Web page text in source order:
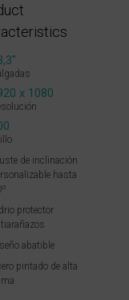
x 1080
de inclinación
hasta
protector
abatible
pintado de alta